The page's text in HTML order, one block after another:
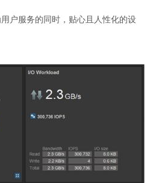
户服务的同时，贴心且人性化的设